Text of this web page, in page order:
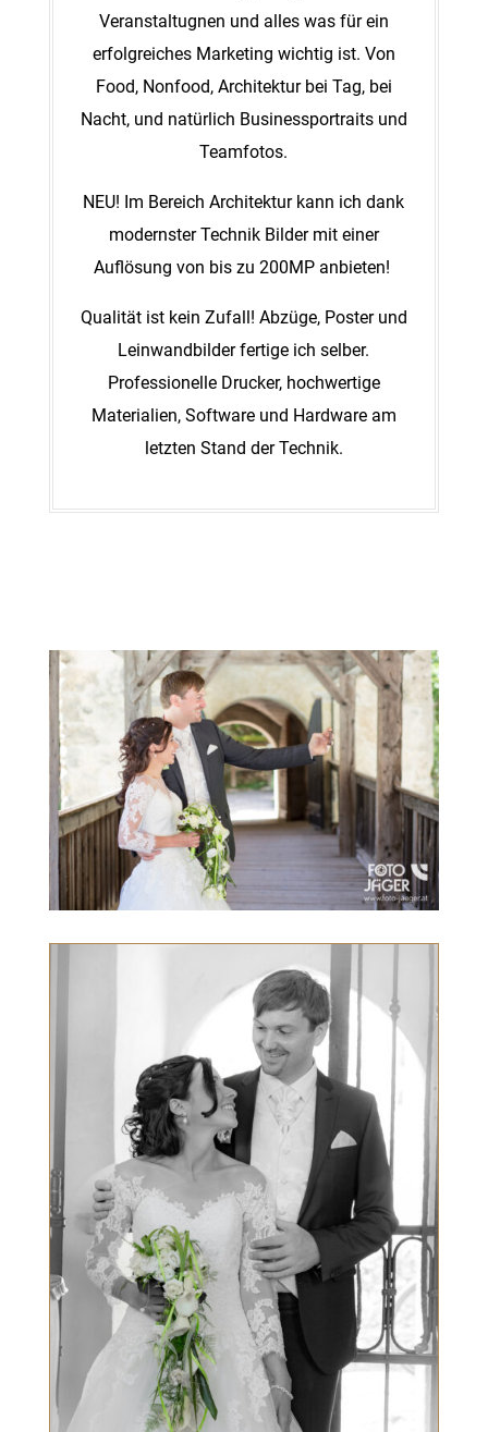
Veranstaltugnen und alles was für ein
erfolgreiches Marketing wichtig ist. Von
Food, Nonfood, Architektur bei Tag, bei
Nacht, und natürlich Businessportraits und
Teamfotos.
NEU! Im Bereich Architektur kann ich dank
modernster Technik Bilder mit einer
Auflösung von bis zu 200MP anbieten!
Qualität ist kein Zufall! Abzüge, Poster und
Leinwandbilder fertige ich selber.
Professionelle Drucker, hochwertige
Materialien, Software und Hardware am
letzten Stand der Technik.